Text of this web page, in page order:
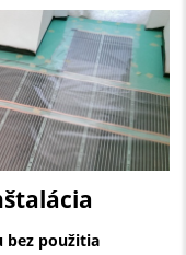
bez použitia